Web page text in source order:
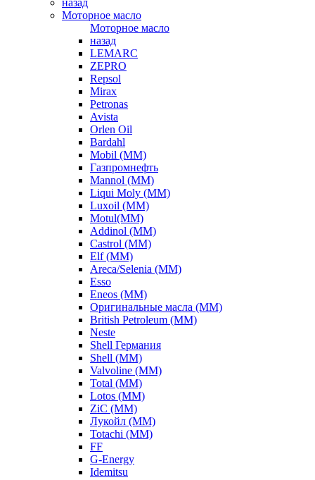
назад
Моторное масло
Моторное масло
назад
LEMARC
ZEPRO
Repsol
Mirax
Petronas
Avista
Orlen Oil
Bardahl
Mobil (ММ)
Газпромнефть
Mannol (ММ)
Liqui Moly (ММ)
Luxoil (ММ)
Motul(ММ)
Addinol (ММ)
Castrol (ММ)
Elf (ММ)
Areca/Selenia (ММ)
Esso
Eneos (ММ)
Оригинальные масла (ММ)
British Petroleum (ММ)
Neste
Shell Германия
Shell (ММ)
Valvoline (ММ)
Total (ММ)
Lotos (ММ)
ZiC (ММ)
Лукойл (ММ)
Totachi (MM)
FF
G-Energy
Idemitsu